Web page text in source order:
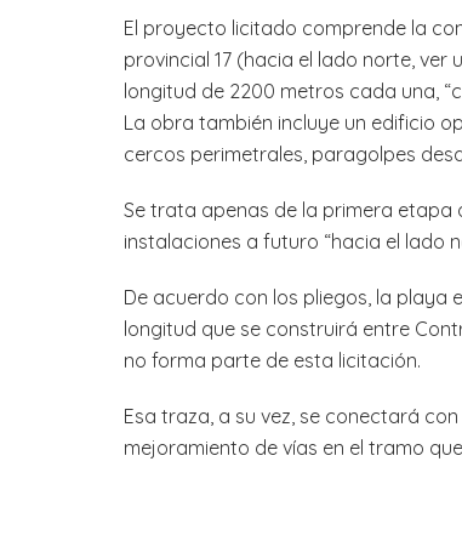
El proyecto licitado comprende la
provincial 17 (hacia el lado norte,
longitud de 2200 metros cada una,
La obra también incluye un edificio
cercos perimetrales, paragolpes
Se trata apenas de la primera etapa
instalaciones a futuro “hacia el lado
De acuerdo con los pliegos, la playa
longitud que se construirá entre
no forma parte de esta licitación.
Esa traza, a su vez, se conectará
mejoramiento de vías en el tramo